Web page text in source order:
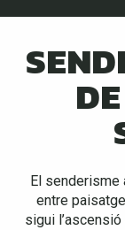
El senderisme
entre
sigui